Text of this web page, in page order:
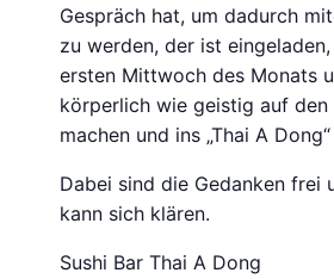
Gespräch hat, um dadurch
zu werden, der ist
ersten Mittwoch des Monats
körperlich wie geistig auf den
machen und ins „Thai A
Dabei sind die Gedanken frei
kann sich klären.
Sushi Bar Thai A Dong